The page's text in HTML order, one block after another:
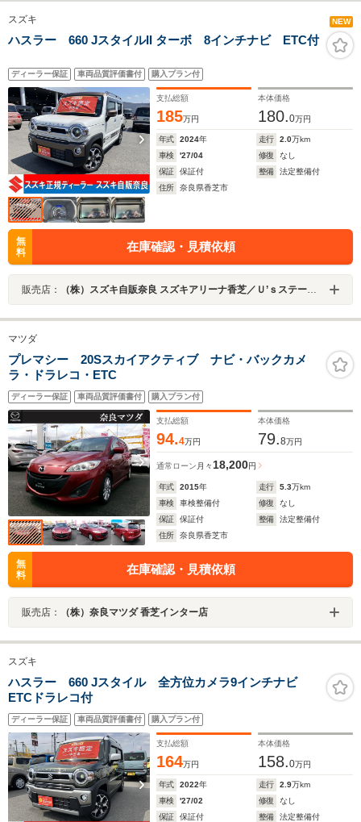
スズキ NEW
ハスラー 660 JスタイルII ターボ 8インチナビ ETC付
ディーラー保証 車両品質評価書付 購入プラン付
支払総額
185万円
本体価格
180.0万円
年式 2024年 走行 2.0万km
車検
'27/04 修復
なし
保証
保証付 整備
法定整備付
住所
奈良県香芝市
無
料
在庫確認・見積依頼
販売店： （株）スズキ自販奈良 スズキアリーナ香芝／Ｕ’ｓステーション香芝
マツダ
プレマシー 20Sスカイアクティブ ナビ・バックカメ
ラ・ドラレコ・ETC
ディーラー保証 車両品質評価書付 購入プラン付
支払総額
94.4万円
本体価格
79.8万円
通常ローン 月々 18,200円
年式 2015年 走行 5.3万km
車検
車検整備付 修復
なし
保証
保証付 整備
法定整備付
住所
奈良県香芝市
無
料
在庫確認・見積依頼
販売店： （株）奈良マツダ 香芝インター店
スズキ
ハスラー 660 Jスタイル 全方位カメラ9インチナビ
ETCドラレコ付
ディーラー保証 車両品質評価書付 購入プラン付
支払総額
164万円
本体価格
158.0万円
年式 2022年 走行 2.9万km
車検
'27/02 修復
なし
保証
保証付 整備
法定整備付